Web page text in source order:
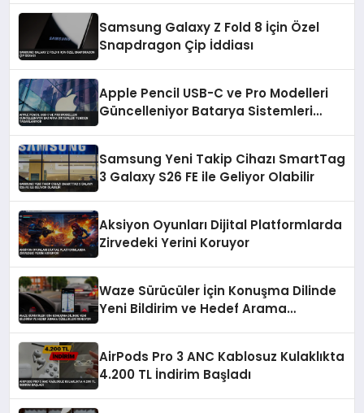
Samsung Galaxy Z Fold 8 İçin Özel
Snapdragon Çip İddiası
Apple Pencil USB-C ve Pro Modelleri
Güncelleniyor Batarya Sistemleri
Samsung Yeni Takip Cihazı SmartTag
3 Galaxy S26 FE ile Geliyor Olabilir
Aksiyon Oyunları Dijital Platformlarda
Zirvedeki Yerini Koruyor
Waze Sürücüler İçin Konuşma Dilinde
Yeni Bildirim ve Hedef Arama
AirPods Pro 3 ANC Kablosuz Kulaklıkta
4.200 TL İndirim Başladı